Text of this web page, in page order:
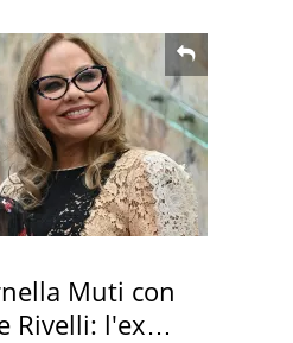
Muti con
Rivelli: l'ex